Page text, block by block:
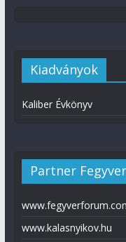
Kiadványok
Kaliber Évkönyv
Partner
www.kalasnyikov.hu